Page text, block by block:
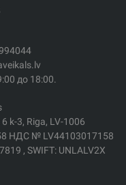
до 18:00.
k-3, Riga, LV-1006
НДС № LV44103017158
, SWIFT: UNLALV2X